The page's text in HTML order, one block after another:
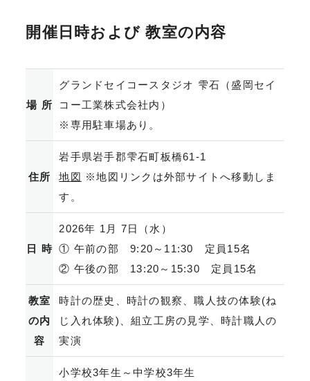
開催日時および 教室の内容
場 所
グランドセイコースタジオ 雫石（盛岡セイ
コー工業株式会社内）
※専用駐車場あり。
住所
岩手県岩手郡雫石町板橋61-1
地図 ※地図リンクは外部サイトへ移動しま
す。
日 時
2026年 1月 7日（水）
① 午前の部 9:20～11:30 定員15名
② 午後の部 13:20～15:30 定員15名
教室
の内
容
時計の歴史、時計の観察、職人技の体験(ね
じ入れ体験)、組立工房の見学、時計職人の
実演
小学校3年生～中学校3年生